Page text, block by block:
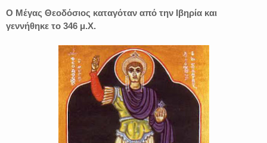
Ο Μέγας Θεοδόσιος καταγόταν από την Ιβηρία και
γεννήθηκε το 346 μ.Χ.